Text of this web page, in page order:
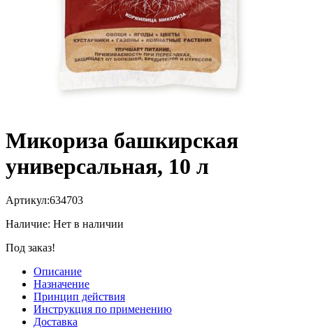
Микориза башкирская
универсальная, 10 л
Артикул:634703
Наличие: Нет в наличии
Под заказ!
Описание
Назначение
Принцип действия
Инструкция по применению
Доставка